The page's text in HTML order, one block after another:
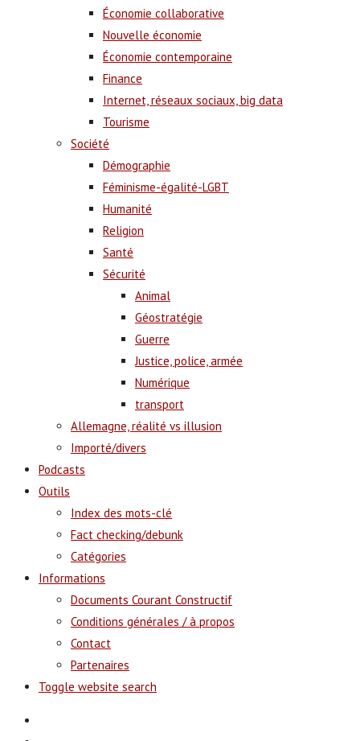
Économie collaborative
Nouvelle économie
Économie contemporaine
Finance
Internet, réseaux sociaux, big data
Tourisme
Société
Démographie
Féminisme-égalité-LGBT
Humanité
Religion
Santé
Sécurité
Animal
Géostratégie
Guerre
Justice, police, armée
Numérique
transport
Allemagne, réalité vs illusion
Importé/divers
Podcasts
Outils
Index des mots-clé
Fact checking/debunk
Catégories
Informations
Documents Courant Constructif
Conditions générales / à propos
Contact
Partenaires
Toggle website search